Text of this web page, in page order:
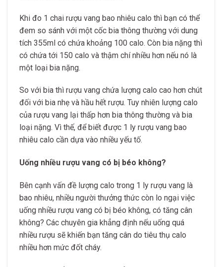
Khi đo 1 chai rượu vang bao nhiêu calo thì bạn có thể
đem so sánh với một cốc bia thông thường với dung
tích 355ml có chứa khoảng 100 calo. Còn bia nặng thì
có chứa tới 150 calo và thậm chí nhiều hơn nếu nó là
một loại bia nặng.
So với bia thì rượu vang chứa lượng calo cao hơn chút
đối với bia nhẹ và hầu hết rượu. Tuy nhiên lượng calo
của rượu vang lại thấp hơn bia thông thường và bia
loại nặng. Vì thế, để biết được 1 ly rượu vang bao
nhiêu calo cần dựa vào nhiều yếu tố.
Uống nhiều rượu vang có bị béo không?
Bên cạnh vấn đề lượng calo trong 1 ly rượu vang là
bao nhiêu, nhiều người thưởng thức còn lo ngại việc
uống nhiều rượu vang có bị béo không, có tăng cân
không? Các chuyên gia khẳng định nếu uống quá
nhiều rượu sẽ khiến bạn tăng cân do tiêu thụ calo
nhiều hơn mức đốt cháy.